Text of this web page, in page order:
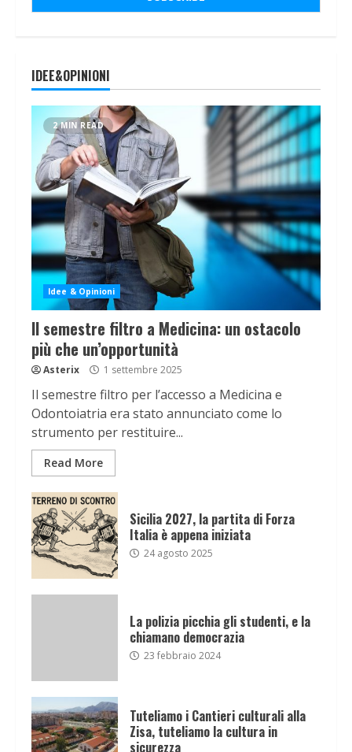
IDEE&OPINIONI
2 MIN READ
Idee & Opinioni
Il semestre filtro a Medicina: un ostacolo
più che un’opportunità
Asterix 1 settembre 2025
Il semestre filtro per l’accesso a Medicina e
Odontoiatria era stato annunciato come lo
strumento per restituire...
Read More
Sicilia 2027, la partita di Forza
Italia è appena iniziata
24 agosto 2025
La polizia picchia gli studenti, e la
chiamano democrazia
23 febbraio 2024
Tuteliamo i Cantieri culturali alla
Zisa, tuteliamo la cultura in
sicurezza